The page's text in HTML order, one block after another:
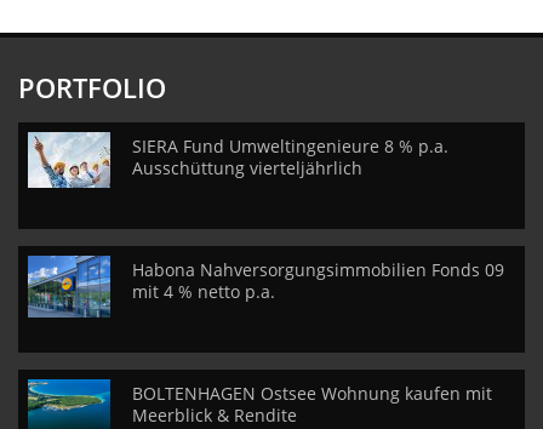
PORTFOLIO
SIERA Fund Umweltingenieure 8 % p.a.
Ausschüttung vierteljährlich
Habona Nahversorgungsimmobilien Fonds 09
mit 4 % netto p.a.
BOLTENHAGEN Ostsee Wohnung kaufen mit
Meerblick & Rendite